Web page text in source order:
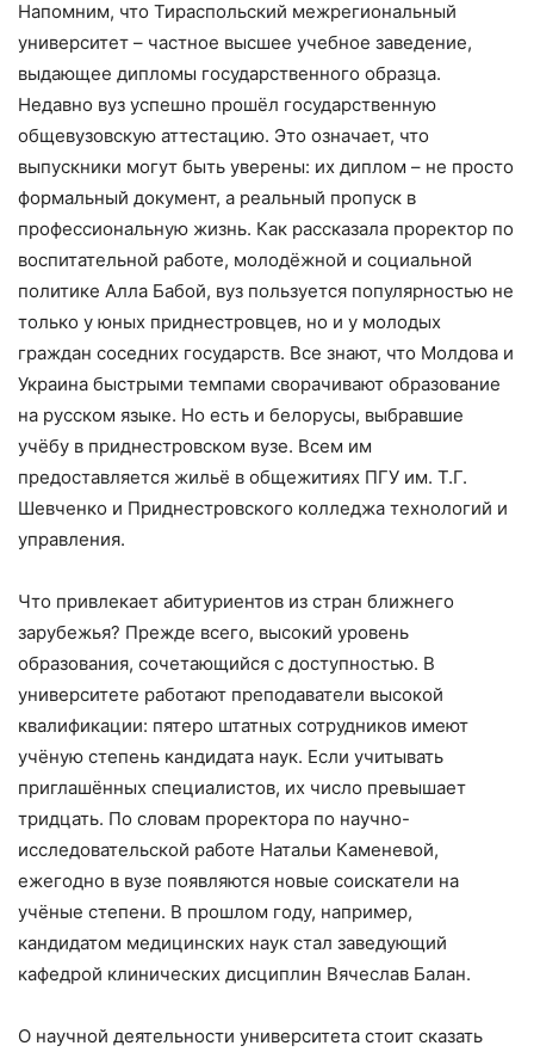
Напомним, что Тираспольский межрегиональный
университет – частное высшее учебное заведение,
выдающее дипломы государственного образца.
Недавно вуз успешно прошёл государственную
общевузовскую аттестацию. Это означает, что
выпускники могут быть уверены: их диплом – не просто
формальный документ, а реальный пропуск в
профессиональную жизнь. Как рассказала проректор по
воспитательной работе, молодёжной и социальной
политике Алла Бабой, вуз пользуется популярностью не
только у юных приднестровцев, но и у молодых
граждан соседних государств. Все знают, что Молдова и
Украина быстрыми темпами сворачивают образование
на русском языке. Но есть и белорусы, выбравшие
учёбу в приднестровском вузе. Всем им
предоставляется жильё в общежитиях ПГУ им. Т.Г.
Шевченко и Приднестровского колледжа технологий и
управления.
Что привлекает абитуриентов из стран ближнего
зарубежья? Прежде всего, высокий уровень
образования, сочетающийся с доступностью. В
университете работают преподаватели высокой
квалификации: пятеро штатных сотрудников имеют
учёную степень кандидата наук. Если учитывать
приглашённых специалистов, их число превышает
тридцать. По словам проректора по научно-
исследовательской работе Натальи Каменевой,
ежегодно в вузе появляются новые соискатели на
учёные степени. В прошлом году, например,
кандидатом медицинских наук стал заведующий
кафедрой клинических дисциплин Вячеслав Балан.
О научной деятельности университета стоит сказать